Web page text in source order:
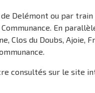
Delémont ou par
En
Clos du Doubs, Ajoie,
consultés sur le site